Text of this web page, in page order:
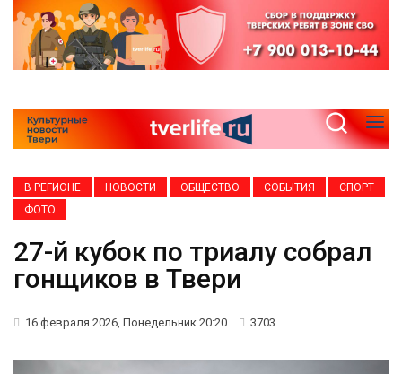
В РЕГИОНЕ НОВОСТИ ОБЩЕСТВО СОБЫТИЯ
СПОРТ
ФОТО
27-й кубок по триалу собрал
гонщиков в Твери
16 февраля 2026, Понедельник 20:20 3703